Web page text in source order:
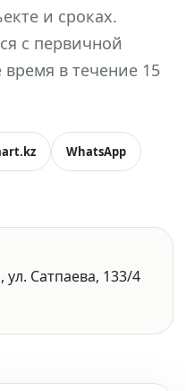
и сроках.
с первичной
время в течение 15
WhatsApp
ул. Сатпаева, 133/4